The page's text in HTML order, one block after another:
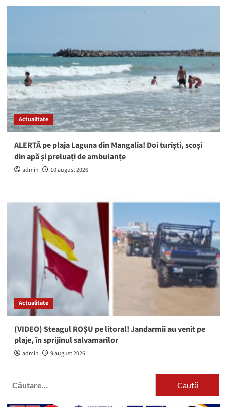
Actualitate
ALERTĂ pe plaja Laguna din Mangalia! Doi turiști, scoși
din apă și preluați de ambulanțe
admin 10 august 2026
Actualitate
(VIDEO) Steagul ROȘU pe litoral! Jandarmii au venit pe
plaje, în sprijinul salvamarilor
admin 9 august 2026
Caută